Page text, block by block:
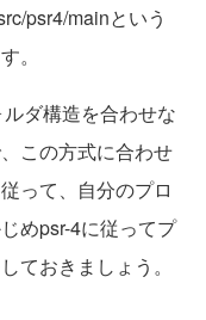
psr4/mainという
。
ダ構造を合わせな
この方式に合わせ
って、自分のプロ
めpsr-4に従ってプ
ておきましょう。